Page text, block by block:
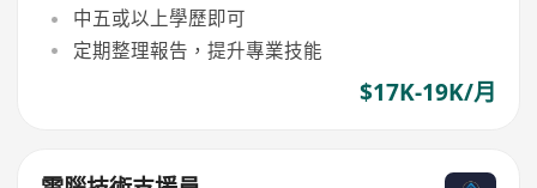
中五或以上學歷即可
定期整理報告，提升專業技能
$17K-19K/月